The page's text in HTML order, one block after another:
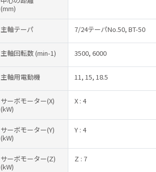
(mm)
主軸テーパ 7/24テーパNo.50, BT-50
主軸回転数(min-1) 3500, 6000
主軸用電動機 11, 15, 18.5
サーボモーター(X)
(kW)
X : 4
サーボモーター(Y)
(kW)
Y : 4
サーボモーター(Z)
(kW)
Z : 7